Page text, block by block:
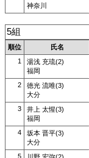
神奈川
5組
順位 氏名
1
湯浅 充琉(2)
福岡
2
徳光 流唯(3)
大分
3
井上 太惺(3)
福岡
4
坂本 晋平(3)
大分
5